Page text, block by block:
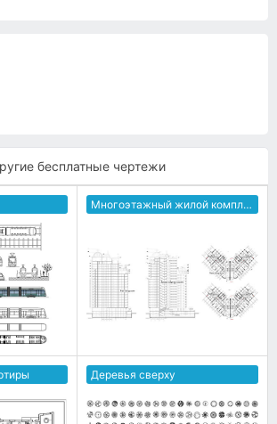
бесплатные чертежи
Многоэтажный жилой комплекс
Деревья сверху